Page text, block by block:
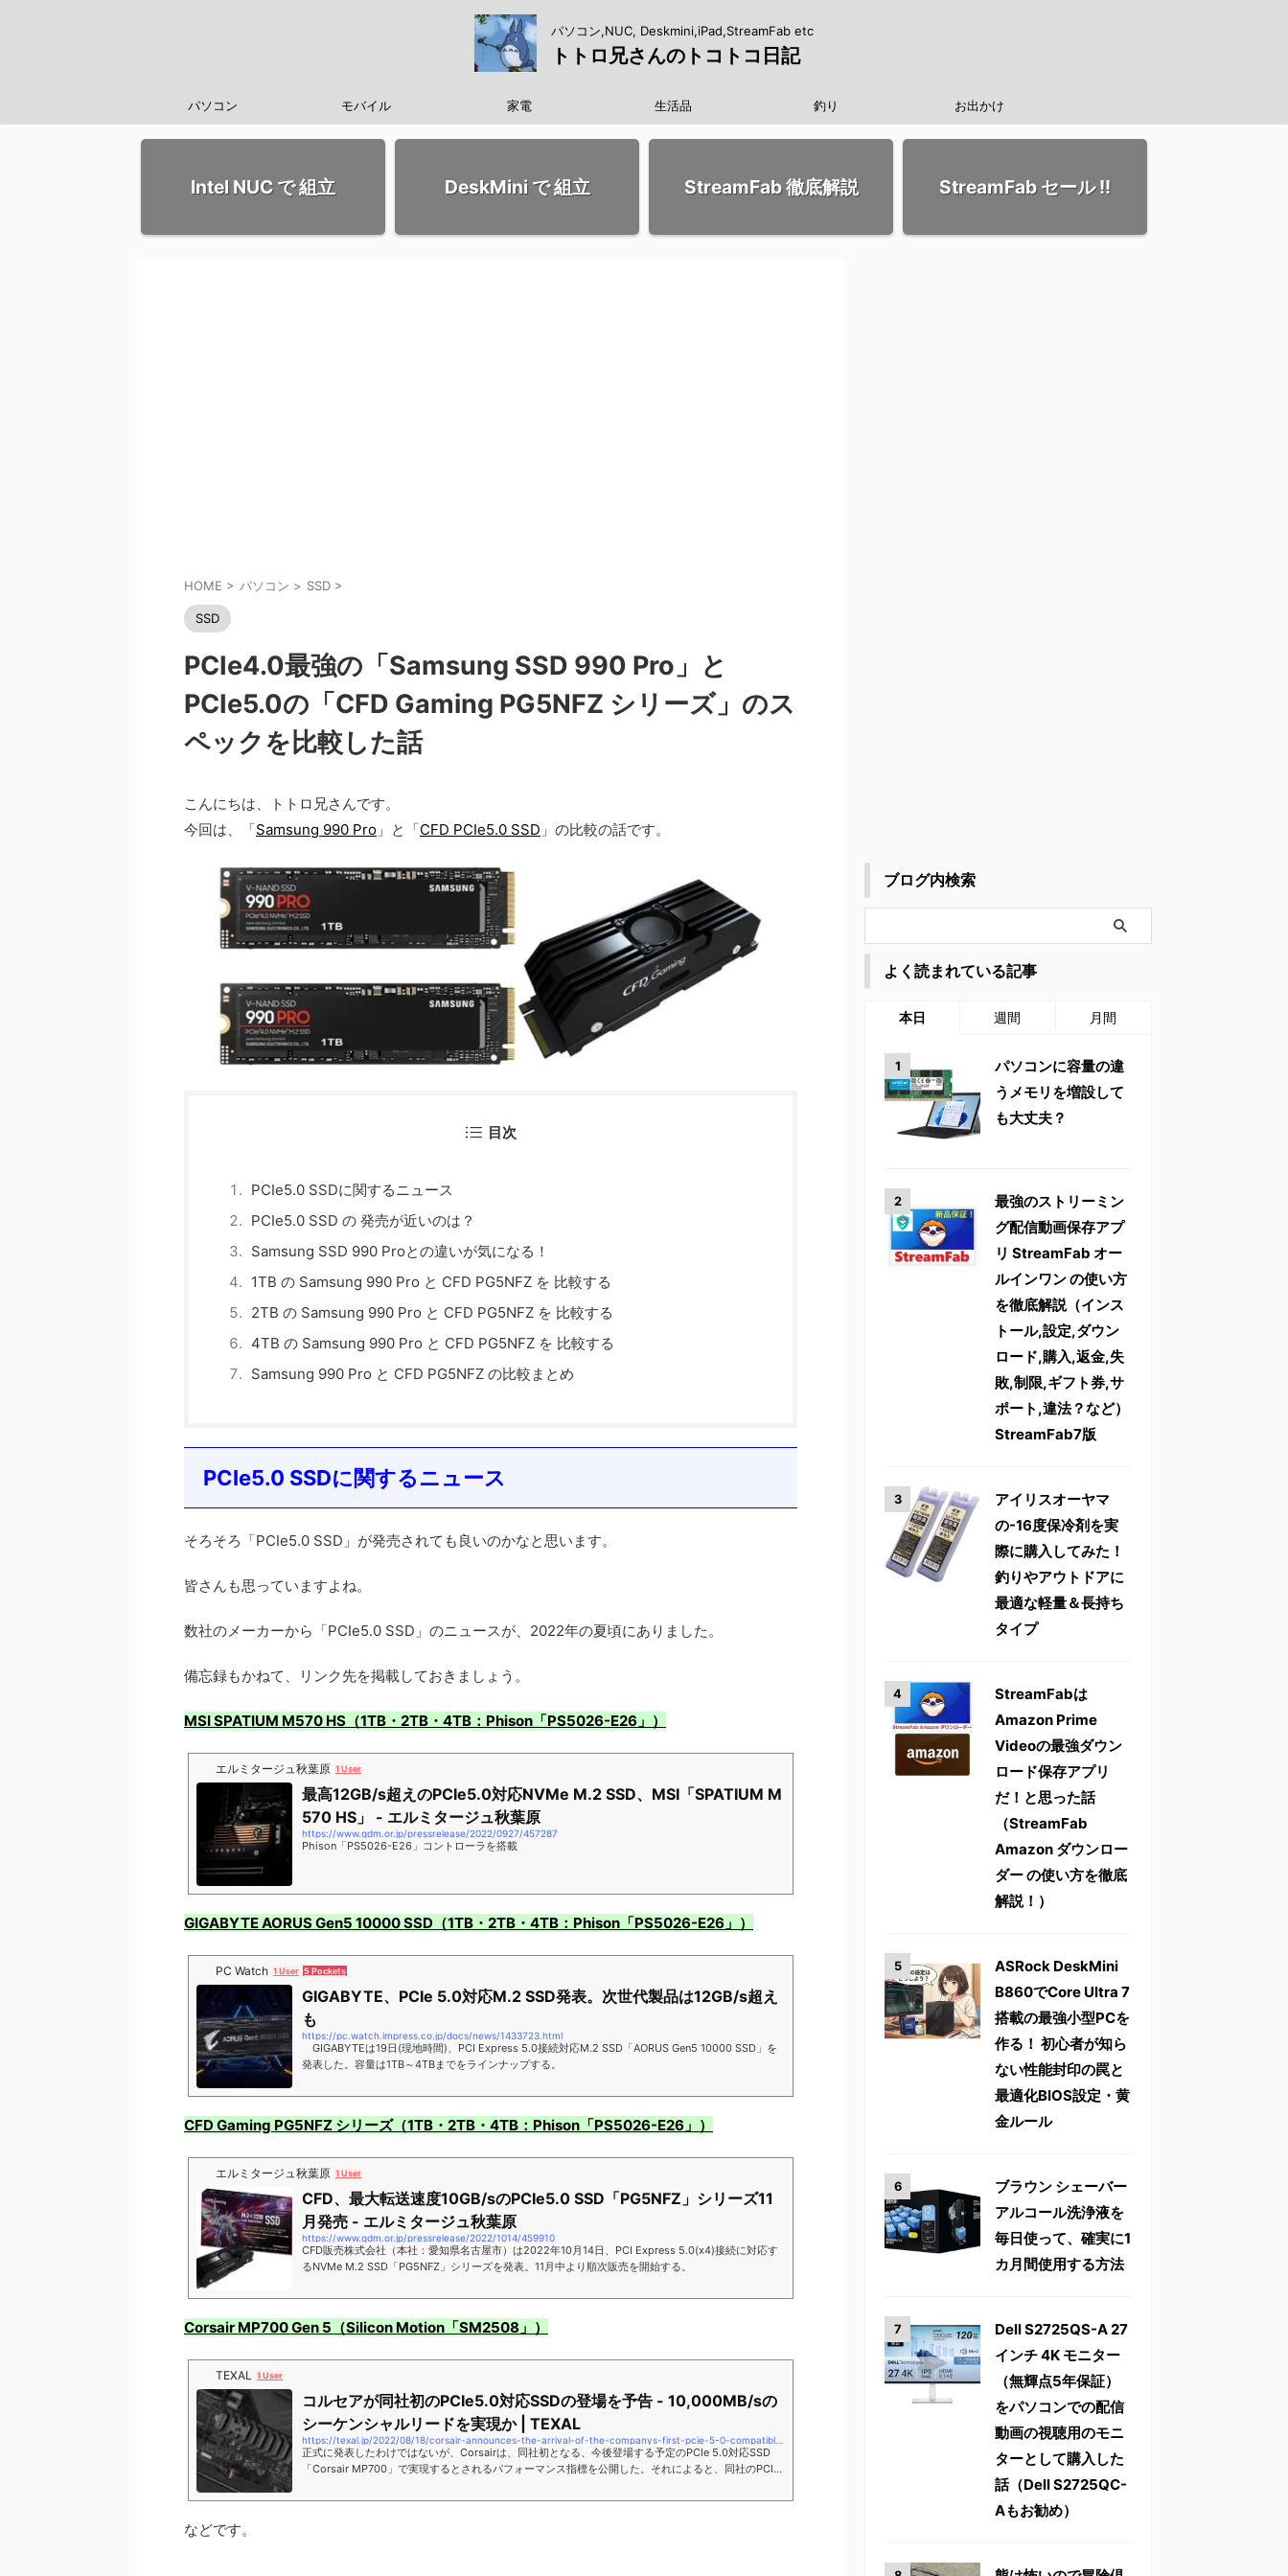
パソコン,NUC, Deskmini,iPad,StreamFab etc
トトロ兄さんのトコトコ日記
パソコン モバイル 家電 生活品 釣り お出かけ
Intel NUC で 組立 DeskMini で 組立 StreamFab 徹底解説 StreamFab セール !!
HOME > パソコン > SSD >
SSD
PCIe4.0最強の「Samsung SSD 990 Pro」と
PCIe5.0の「CFD Gaming PG5NFZ シリーズ」のス
ペックを比較した話
こんにちは、トトロ兄さんです。
今回は、「Samsung 990 Pro 」と「CFD PCIe5.0 SSD 」の比較の話です。
目次
PCIe5.0 SSDに関するニュース
PCIe5.0 SSD の 発売が近いのは？
Samsung SSD 990 Proとの違いが気になる！
1TB の Samsung 990 Pro と CFD PG5NFZ を 比較する
2TB の Samsung 990 Pro と CFD PG5NFZ を 比較する
4TB の Samsung 990 Pro と CFD PG5NFZ を 比較する
Samsung 990 Pro と CFD PG5NFZ の比較まとめ
PCIe5.0 SSDに関するニュース
そろそろ「PCIe5.0 SSD」が発売されても良いのかなと思います。
皆さんも思っていますよね。
数社のメーカーから「PCIe5.0 SSD」のニュースが、2022年の夏頃にありました。
備忘録もかねて、リンク先を掲載しておきましょう。
MSI SPATIUM M570 HS（1TB・2TB・4TB：Phison「PS5026-E26」）
エルミタージュ秋葉原 1 User
最高12GB/s超えのPCIe5.0対応NVMe M.2 SSD、MSI「SPATIUM M
570 HS」 - エルミタージュ秋葉原
https://www.gdm.or.jp/pressrelease/2022/0927/457287
Phison「PS5026-E26」コントローラを搭載
GIGABYTE AORUS Gen5 10000 SSD（1TB・2TB・4TB：Phison「PS5026-E26」）
PC Watch 1 User 5 Pockets
GIGABYTE、PCIe 5.0対応M.2 SSD発表。次世代製品は12GB/s超え
も
https://pc.watch.impress.co.jp/docs/news/1433723.html
GIGABYTEは19日(現地時間)、PCI Express 5.0接続対応M.2 SSD「AORUS Gen5 10000 SSD」を
発表した。容量は1TB～4TBまでをラインナップする。
CFD Gaming PG5NFZ シリーズ（1TB・2TB・4TB：Phison「PS5026-E26」）
エルミタージュ秋葉原 1 User
CFD、最大転送速度10GB/sのPCIe5.0 SSD「PG5NFZ」シリーズ11
月発売 - エルミタージュ秋葉原
https://www.gdm.or.jp/pressrelease/2022/1014/459910
CFD販売株式会社（本社：愛知県名古屋市）は2022年10月14日、PCI Express 5.0(x4)接続に対応す
るNVMe M.2 SSD「PG5NFZ」シリーズを発表。11月中より順次販売を開始する。
Corsair MP700 Gen 5（Silicon Motion「SM2508」）
TEXAL 1 User
コルセアが同社初のPCIe5.0対応SSDの登場を予告 - 10,000MB/sの
シーケンシャルリードを実現か | TEXAL
正式に発表したわけではないが、Corsairは、同社初となる、今後登場する予定のPCIe 5.0対応SSD
「Corsair MP700」で実現するとされるパフォーマンス指標を公開した。それによると、同社のPCIe
などです。
ブログ内検索
よく読まれている記事
本日 週間 月間
パソコンに容量の違
うメモリを増設して
も大丈夫？
最強のストリーミン
グ配信動画保存アプ
リ StreamFab オー
ルインワン の使い方
を徹底解説（インス
トール,設定,ダウン
ロード,購入,返金,失
敗,制限,ギフト券,サ
ポート,違法？など）
StreamFab7版
アイリスオーヤマ
の-16度保冷剤を実
際に購入してみた！
釣りやアウトドアに
最適な軽量＆長持ち
タイプ
StreamFabは
Amazon Prime
Videoの最強ダウン
ロード保存アプリ
だ！と思った話
（StreamFab
Amazon ダウンロー
ダー の使い方を徹底
解説！）
ASRock DeskMini
B860でCore Ultra 7
搭載の最強小型PCを
作る！ 初心者が知ら
ない性能封印の罠と
最適化BIOS設定・黄
金ルール
ブラウン シェーバー
アルコール洗浄液を
毎日使って、確実に1
カ月間使用する方法
Dell S2725QS-A 27
インチ 4K モニター
（無輝点5年保証）
をパソコンでの配信
動画の視聴用のモニ
ターとして購入した
話（Dell S2725QC-
Aもお勧め）